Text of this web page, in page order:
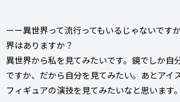
ーー異世界って流行ってもいるじゃないです
界はありますか？
異世界から私を見てみたいです。鏡でしか自
ですか、だから自分を見てみたい。あとアイ
フィギュアの演技を見てみたいなと思います。